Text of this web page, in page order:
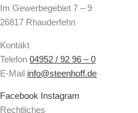
Im Gewerbegebiet 7 – 9
26817 Rhauderfehn
Kontakt
Telefon 04952 / 92 96 – 0
E-Mail info@steenhoff.de
Facebook Instagram
Rechtliches